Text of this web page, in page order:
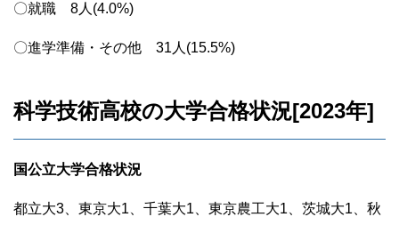
〇就職 8人(4.0%)
〇進学準備・その他 31人(15.5%)
科学技術高校の大学合格状況[2023年]
国公立大学合格状況
都立大3、東京大1、千葉大1、東京農工大1、茨城大1、秋